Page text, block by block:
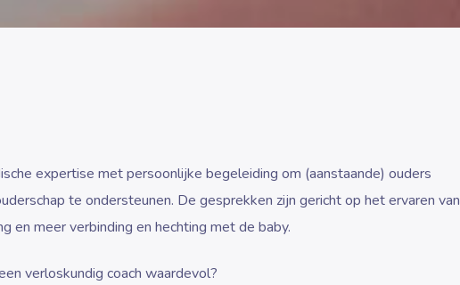
expertise met persoonlijke begeleiding om (aanstaande) ouders
te ondersteunen. De gesprekken zijn gericht op het ervaren van
en meer verbinding en hechting met de baby.
verloskundig coach waardevol?